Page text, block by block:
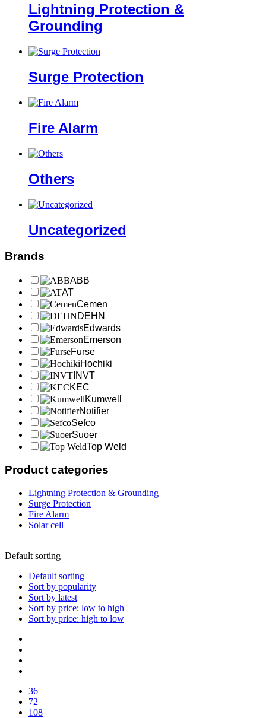
Lightning Protection &
Grounding
Surge Protection
Fire Alarm
Others
Uncategorized
Brands
ABB
AT
Cemen
DEHN
Edwards
Emerson
Furse
Hochiki
INVT
KEC
Kumwell
Notifier
Sefco
Suoer
Top Weld
Product categories
Lightning Protection & Grounding
Surge Protection
Fire Alarm
Solar cell
Default sorting
Default sorting
Sort by popularity
Sort by latest
Sort by price: low to high
Sort by price: high to low
36
72
108